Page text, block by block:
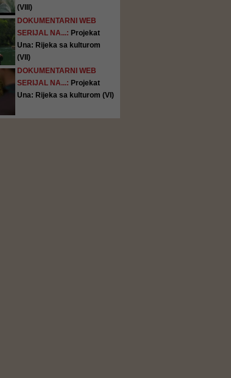
(VIII)
DOKUMENTARNI WEB
SERIJAL NA...: Projekat
Una: Rijeka sa kulturom
(VII)
DOKUMENTARNI WEB
SERIJAL NA...: Projekat
Una: Rijeka sa kulturom (VI)